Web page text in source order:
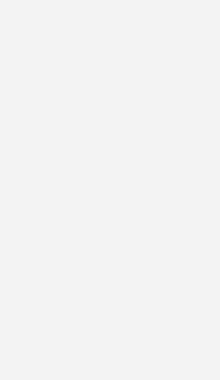
Teil 6 regelt jetzt auch flache
ist 5. Partner der IoT-
aus Regenwasser
sich international aus und
für grünen Eigenstrom
treten VDMA Sanitärtechnik
bei
2024 erfolgreich gestartet
„The Tokyo Toilet“ beendet
Seminare und Planer­tage
für Fußball-Fans
erneuerbarer Strom erzeugt